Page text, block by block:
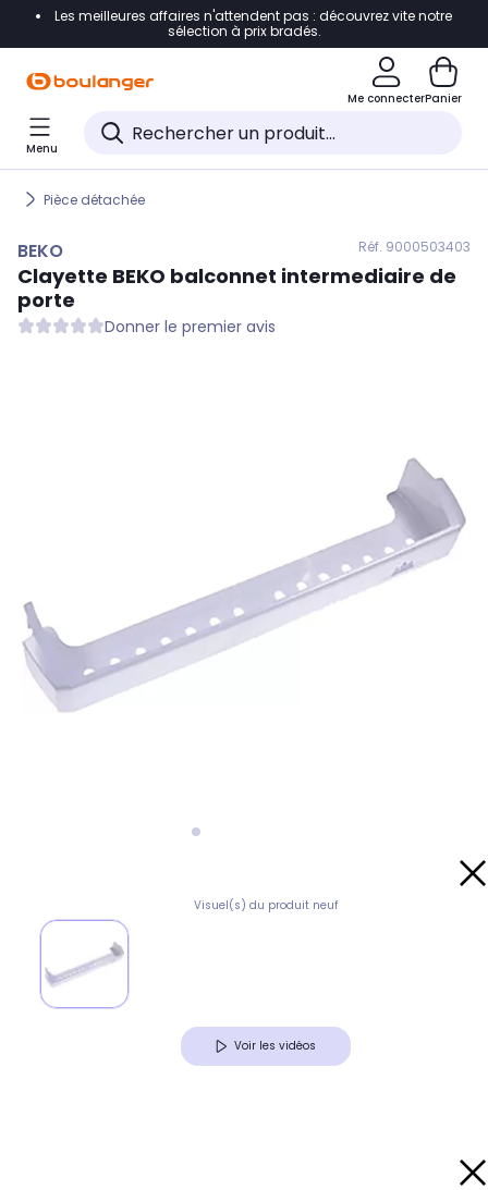
Accéder directement à la navigation
Accéder directement au pied de page
Accéder directement au chatbot
Les meilleures affaires n'attendent pas : découvrez vite notre
sélection à prix bradés.
Me connecterPanier
Menu
Pièce détachée
BEKO Réf. 9000503403
Clayette BEKO balconnet intermediaire de
porte
Donner le premier avis
Visuel(s) du produit neuf
Voir les vidéos